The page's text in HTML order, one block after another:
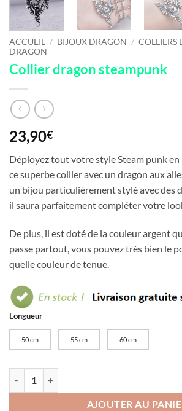
ACCUEIL / BIJOUX DRAGON / COLLIERS
DRAGON
Collier dragon steampunk
23,90€
Déployez tout votre style Steam punk
ce superbe collier avec un dragon aux
un bijou particulièrement stylé avec des
il saura parfaitement compléter votre
De plus, il est doté de la couleur argent
passe partout, vous pouvez très bien le
quelle couleur de tenue.
Longueur
50 cm 55 cm 60 cm
AJOUTER AU